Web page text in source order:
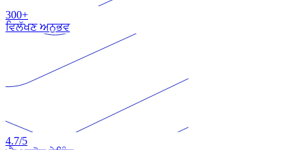
300+
ਵਿਲੱਖਣ ਅਨੁਭਵ
4.7/5